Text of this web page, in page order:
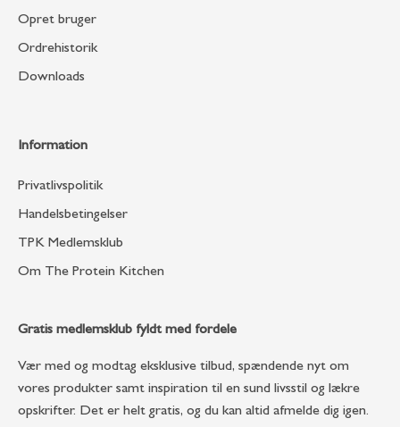
Opret bruger
Ordrehistorik
Downloads
Information
Privatlivspolitik
Handelsbetingelser
TPK Medlemsklub
Om The Protein Kitchen
Gratis medlemsklub fyldt med fordele
Vær med og modtag eksklusive tilbud, spændende nyt om
vores produkter samt inspiration til en sund livsstil og lækre
opskrifter. Det er helt gratis, og du kan altid afmelde dig igen.